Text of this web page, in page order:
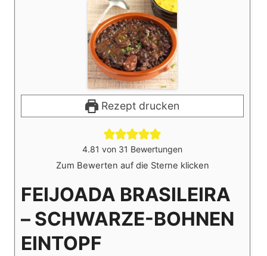
Rezept drucken
4.81 von 31 Bewertungen
Zum Bewerten auf die Sterne klicken
FEIJOADA BRASILEIRA
– SCHWARZE-BOHNEN
EINTOPF